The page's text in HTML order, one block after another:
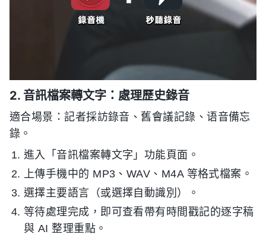
2. 音訊檔案轉文字：處理歷史錄音
適合場景：記者採訪錄音、舊會議記錄、语音備忘
錄。
進入「音訊檔案轉文字」功能頁面。
上傳手機中的 MP3、WAV、M4A 等格式檔案。
選擇主要語言（或選擇自動識別）。
等待處理完成，即可查看帶有時間戳記的逐字稿
與 AI 整理重點。